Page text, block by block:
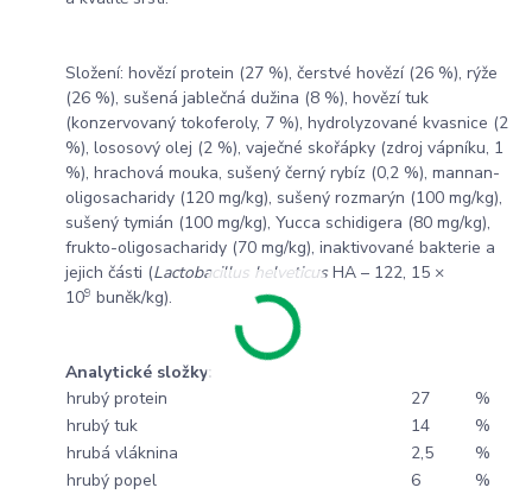
Složení: hovězí protein (27 %), čerstvé hovězí (26 %), rýže
(26 %), sušená jablečná dužina (8 %), hovězí tuk
(konzervovaný tokoferoly, 7 %), hydrolyzované kvasnice (2
%), lososový olej (2 %), vaječné skořápky (zdroj vápníku, 1
%), hrachová mouka, sušený černý rybíz (0,2 %), mannan-
oligosacharidy (120 mg/kg), sušený rozmarýn (100 mg/kg),
sušený tymián (100 mg/kg), Yucca schidigera (80 mg/kg),
frukto-oligosacharidy (70 mg/kg), inaktivované bakterie a
jejich části (Lactobacillus helveticus HA – 122, 15 ×
109 buněk/kg).
Analytické složky:
hrubý protein
27
%
hrubý tuk
14
%
hrubá vláknina
2,5
%
hrubý popel
6
%